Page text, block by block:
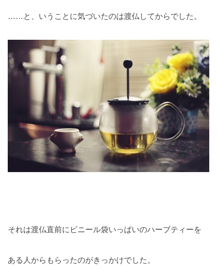
……と、いうことに気づいたのは渡仏してからでした。
それは渡仏直前にビニール袋いっぱいのハーブティーを
ある人からもらったのがきっかけでした。